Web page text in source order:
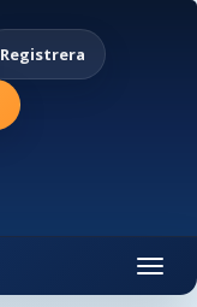
Registrera